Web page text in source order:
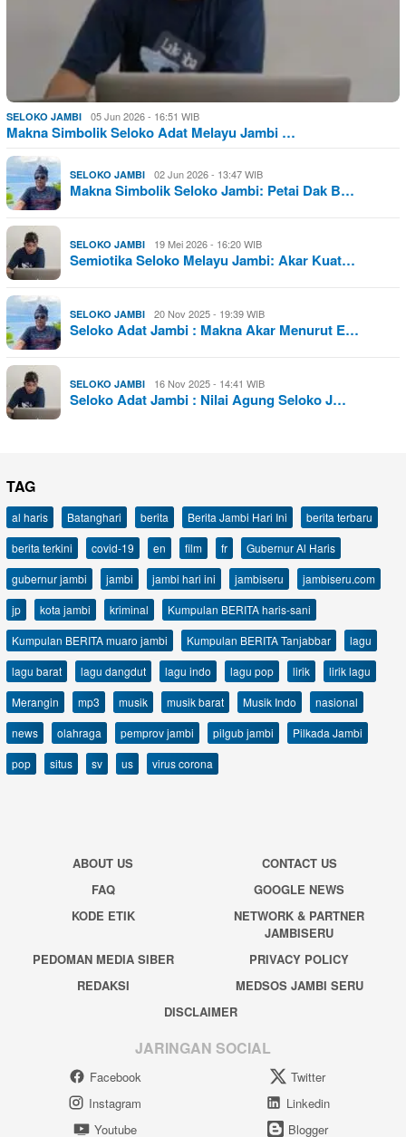
SELOKO JAMBI 05 Jun 2026 - 16:51 WIB
Makna Simbolik Seloko Adat Melayu Jambi …
SELOKO JAMBI 02 Jun 2026 - 13:47 WIB
Makna Simbolik Seloko Jambi: Petai Dak B…
SELOKO JAMBI 19 Mei 2026 - 16:20 WIB
Semiotika Seloko Melayu Jambi: Akar Kuat…
SELOKO JAMBI 20 Nov 2025 - 19:39 WIB
Seloko Adat Jambi : Makna Akar Menurut E…
SELOKO JAMBI 16 Nov 2025 - 14:41 WIB
Seloko Adat Jambi : Nilai Agung Seloko J…
TAG
al haris Batanghari berita Berita Jambi Hari Ini
berita terbaru
berita terkini
covid-19 en film fr
Gubernur Al Haris
gubernur jambi
jambi jambi hari ini jambiseru
jambiseru.com
jp
kota jambi kriminal
Kumpulan BERITA haris-sani
Kumpulan BERITA muaro jambi
Kumpulan BERITA Tanjabbar
lagu
lagu barat
lagu dangdut lagu indo lagu pop lirik
lirik lagu
Merangin
mp3 musik musik barat Musik Indo
nasional
news
olahraga pemprov jambi pilgub jambi
Pilkada Jambi
pop
situs sv us virus corona
ABOUT US
CONTACT US
FAQ
GOOGLE NEWS
KODE ETIK
NETWORK & PARTNER
JAMBISERU
PEDOMAN MEDIA SIBER
PRIVACY POLICY
REDAKSI
MEDSOS JAMBI SERU
DISCLAIMER
JARINGAN SOCIAL
Facebook
Twitter
Instagram
Linkedin
Youtube
Blogger